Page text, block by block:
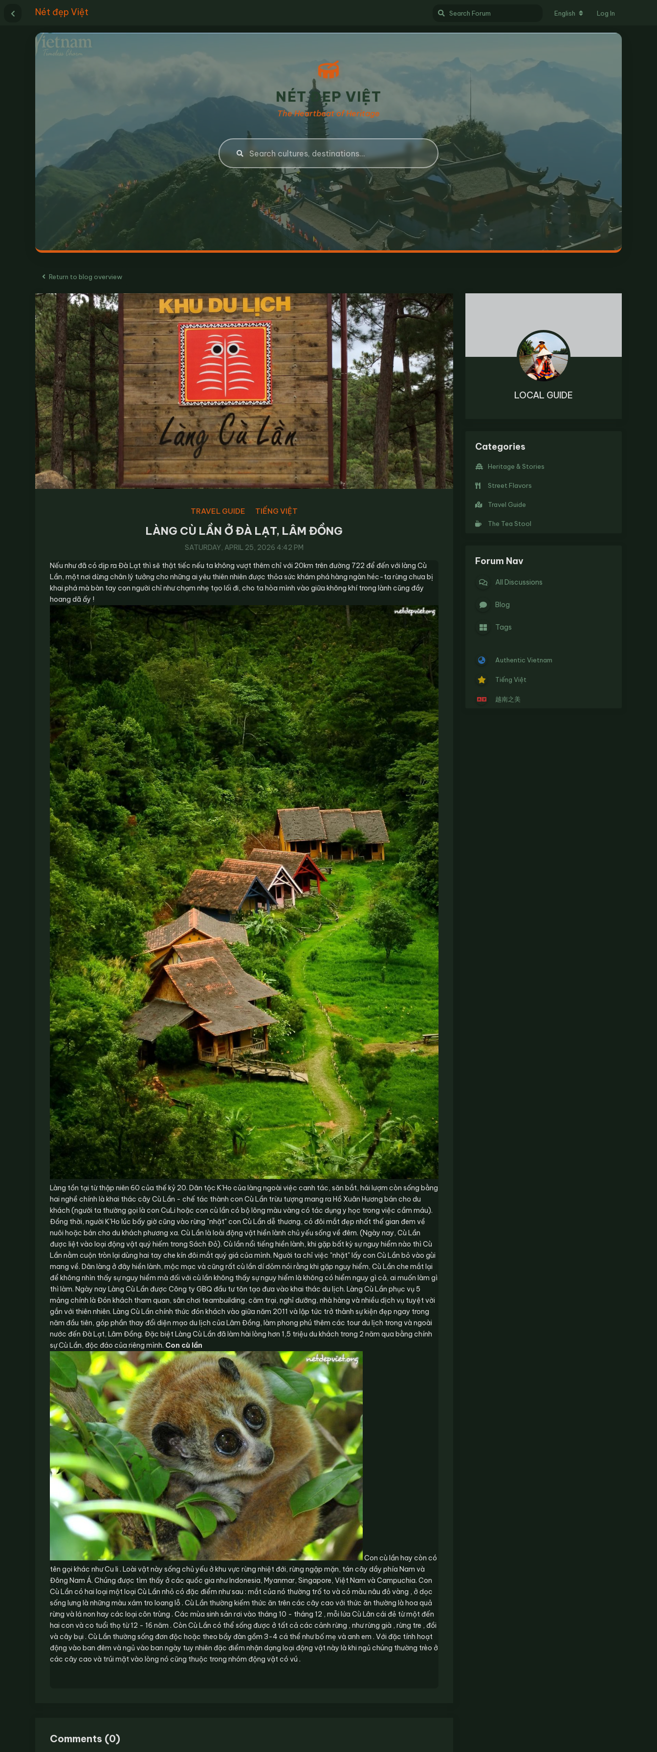
Nét đẹp Việt English Log In
NÉT ĐẸP VIỆT
The Heartbeat of Heritage
Return to blog overview
TRAVEL GUIDE TIẾNG VIỆT
LÀNG CÙ LẦN Ở ĐÀ LẠT, LÂM ĐỒNG
SATURDAY, APRIL 25, 2026 4:42 PM
Nếu như đã có dịp ra Đà Lạt thì sẽ thật tiếc nếu ta không vượt thêm chỉ với 20km trên đường 722 để đến với làng Cù
Lần, một nơi dừng chân lý tưởng cho những ai yêu thiên nhiên được thỏa sức khám phá hàng ngàn héc-ta rừng chưa bị
khai phá mà bàn tay con người chỉ như chạm nhẹ tạo lối đi, cho ta hòa mình vào giữa không khí trong lành cũng đầy
hoang dã ấy !
Làng tồn tại từ thập niên 60 của thế kỷ 20. Dân tộc K'Ho của làng ngoài việc canh tác, săn bắt, hái lượm còn sống bằng
hai nghề chính là khai thác cây Cù Lần - chế tác thành con Cù Lần trừu tượng mang ra Hồ Xuân Hương bán cho du
khách (người ta thường gọi là con CuLi hoặc con cù lần có bộ lông màu vàng có tác dụng y học trong việc cầm máu).
Đồng thời, người K'Ho lúc bấy giờ cũng vào rừng "nhặt" con Cù Lần dễ thương, có đôi mắt đẹp nhất thế gian đem về
nuôi hoặc bán cho du khách phương xa. Cù Lần là loài động vật hiền lành chủ yếu sống về đêm. (Ngày nay, Cù Lần
được liệt vào loại động vật quý hiếm trong Sách Đỏ). Cù lần nổi tiếng hiền lành, khi gặp bất kỳ sự nguy hiểm nào thì Cù
Lần nằm cuộn tròn lại dùng hai tay che kín đôi mắt quý giá của mình. Người ta chỉ việc "nhặt" lấy con Cù Lần bỏ vào gùi
mang về. Dân làng ở đây hiền lành, mộc mạc và cũng rất cù lần dí dỏm nói rằng khi gặp nguy hiểm, Cù Lần che mắt lại
để không nhìn thấy sự nguy hiểm mà đối với cù lần không thấy sự nguy hiểm là không có hiểm nguy gì cả, ai muốn làm gì
thì làm. Ngày nay Làng Cù Lần được Công ty GBQ đầu tư tôn tạo đưa vào khai thác du lịch. Làng Cù Lần phục vụ 5
mảng chính là Đón khách tham quan, sân chơi teambuilding, căm trại, nghỉ dưỡng, nhà hàng và nhiều dịch vụ tuyệt vời
gắn với thiên nhiên. Làng Cù Lần chính thức đón khách vào giữa năm 2011 và lập tức trở thành sự kiện đẹp ngay trong
năm đầu tiên, góp phần thay đổi diện mạo du lịch của Lâm Đồng, làm phong phú thêm các tour du lịch trong và ngoài
nước đến Đà Lạt, Lâm Đồng. Đặc biệt Làng Cù Lần đã làm hài lòng hơn 1,5 triệu du khách trong 2 năm qua bằng chính
sự Cù Lần, độc đáo của riêng mình. Con cù lần
Con cù lần hay còn có
tên gọi khác như Cu li . Loài vật này sống chủ yếu ở khu vực rừng nhiệt đới, rừng ngập mặn, tán cây dầy phía Nam và
Đông Nam Á. Chúng được tìm thấy ở các quốc gia như Indonesia, Myanmar, Singapore, Việt Nam và Campuchia. Con
Cù Lần có hai loại một loại Cù Lần nhỏ có đặc điểm như sau : mắt của nó thường trố to và có màu nâu đỏ vàng , ở dọc
sống lưng là những màu xám tro loang lỗ . Cù Lần thường kiếm thức ăn trên các cây cao với thức ăn thường là hoa quả
rừng và lá non hay các loại côn trùng . Các mùa sinh sản rơi vào tháng 10 - tháng 12 , mỗi lứa Cù Lân cái đẻ từ một đến
hai con và co tuổi thọ từ 12 - 16 năm . Còn Cù Lần có thể sống được ở tất cả các cảnh rừng , như rừng già , rừng tre , đồi
và cây bụi . Cù Lần thường sống đơn độc hoặc theo bầy đàn gồm 3-4 cá thể như bố mẹ và anh em . Với đặc tính hoạt
động vào ban đêm và ngủ vào ban ngày tuy nhiên đặc điểm nhận dạng loại động vật này là khi ngủ chúng thường trèo ở
các cây cao và trúi mặt vào lòng nó cũng thuộc trong nhóm động vật có vú .
Comments (0)
LOCAL GUIDE
Categories
Heritage & Stories
Street Flavors
Travel Guide
The Tea Stool
Forum Nav
All Discussions
Blog
Tags
Authentic Vietnam
Tiếng Việt
越南之美